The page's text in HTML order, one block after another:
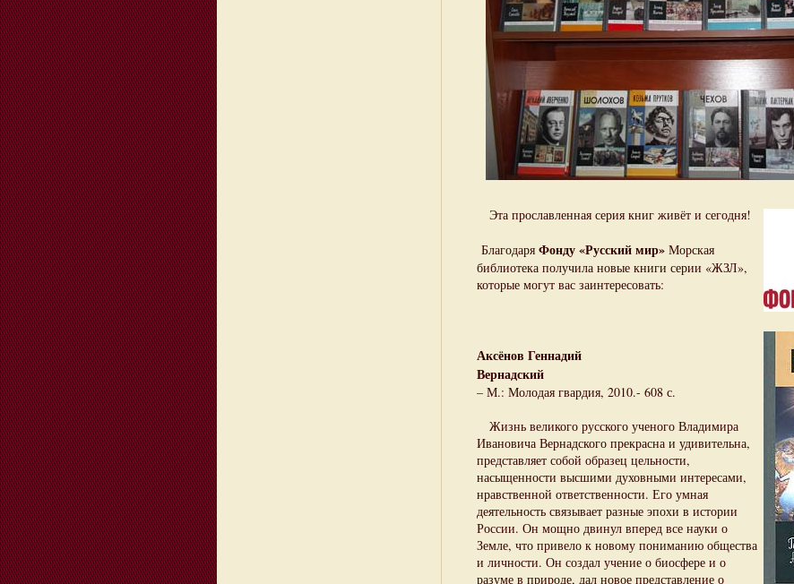
Эта прославленная серия книг живёт и сегодня!
Благодаря Фонду «Русский мир» Морская
библиотека получила новые книги серии «ЖЗЛ»,
которые могут вас заинтересовать:
Аксёнов Геннадий
Вернадский
– М.: Молодая гвардия, 2010.- 608 с.
Жизнь великого русского ученого Владимира
Ивановича Вернадского прекрасна и удивительна,
представляет собой образец цельности,
насыщенности высшими духовными интересами,
нравственной ответственности. Его умная
деятельность связывает разные эпохи в истории
России. Он мощно двинул вперед все науки о
Земле, что привело к новому пониманию общества
и личности. Он создал учение о биосфере и о
разуме в природе, дал новое представление о